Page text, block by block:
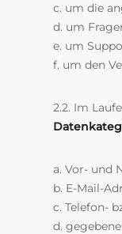
c. um die
d. um
e. um
f. um den
2.2. Im
a. Vor- und
b. E-Mail-
c. Telefon-
d.